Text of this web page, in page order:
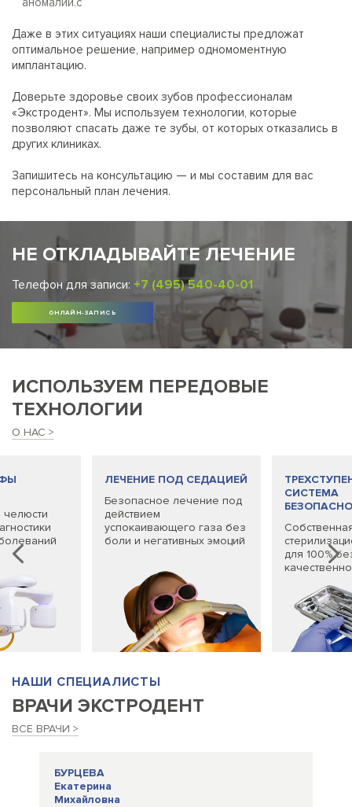
Даже в этих ситуациях наши специалисты предложат
оптимальное решение, например одномоментную
имплантацию.
Доверьте здоровье своих зубов профессионалам
«Экстродент». Мы используем технологии, которые
позволяют спасать даже те зубы, от которых отказались в
других клиниках.
Запишитесь на консультацию — и мы составим для вас
персональный план лечения.
НЕ ОТКЛАДЫВАЙТЕ ЛЕЧЕНИЕ
Телефон для записи: +7 (495) 540-40-01
ОНЛАЙН-ЗАПИСЬ
ИСПОЛЬЗУЕМ ПЕРЕДОВЫЕ
ТЕХНОЛОГИИ
О НАС
челюсти
ЛЕЧЕНИЕ ПОД СЕДАЦИЕЙ
Безопасное лечение под
действием
успокаивающего газа без
боли и негативных эмоций
СИСТЕМА
для 100%
НАШИ СПЕЦИАЛИСТЫ
ВРАЧИ ЭКСТРОДЕНТ
ВСЕ ВРАЧИ
БУРЦЕВА
Екатерина
Михайловна